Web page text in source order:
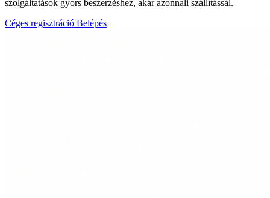
szolgáltatások gyors beszerzéshez, akár azonnali szállítással.
Céges regisztráció Belépés